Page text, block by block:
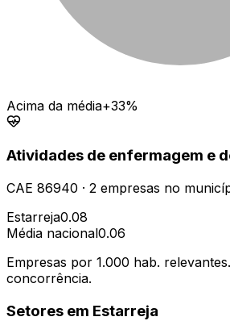
Acima da média+33%
Atividades de enfermagem e
CAE 86940 · 2 empresas no
Estarreja0.08
Média nacional0.06
Empresas por 1.000 hab.
concorrência.
Setores em Estarreja